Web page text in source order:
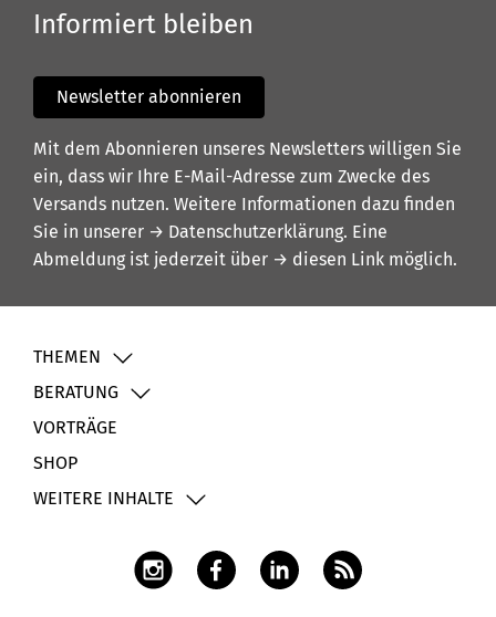
Informiert bleiben
Newsletter abonnieren
Mit dem Abonnieren unseres Newsletters willigen Sie
ein, dass wir Ihre E-Mail-Adresse zum Zwecke des
Versands nutzen. Weitere Informationen dazu finden
Sie in unserer → Datenschutzerklärung. Eine
Abmeldung ist jederzeit über → diesen Link möglich.
THEMEN
BERATUNG
VORTRÄGE
SHOP
WEITERE INHALTE